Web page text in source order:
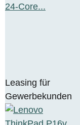
Leasing für
Gewerbekunden